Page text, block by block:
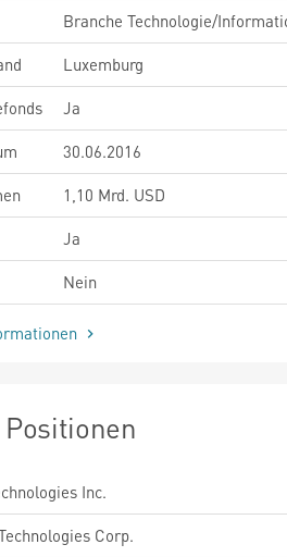
Branche Technologie/
Luxemburg
Ja
30.06.2016
1,10 Mrd. USD
Ja
Nein
Positionen
Inc.
Corp.